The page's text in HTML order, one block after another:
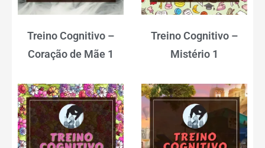
Treino Cognitivo –
Coração de Mãe 1
Treino Cognitivo –
Mistério 1